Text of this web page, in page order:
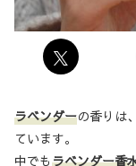
ラベンダーの香りは
ています。
中でもラベンダー香